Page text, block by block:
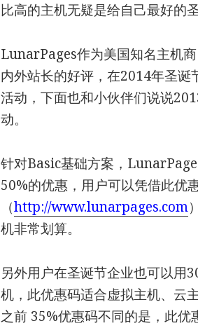
比高的主机无疑是给自己最好的圣
LunarPages作为美国知名主机
内外站长的好评，在2014年圣
活动，下面也和小伙伴们说说
动。
针对Basic基础方案，
50%的优惠，用户可以凭借此优
（http://www.lunarpages.com
机非常划算。
另外用户在圣诞节企业也可以用
机，此优惠码适合虚拟主机、云
之前 35%优惠码不同的是，此